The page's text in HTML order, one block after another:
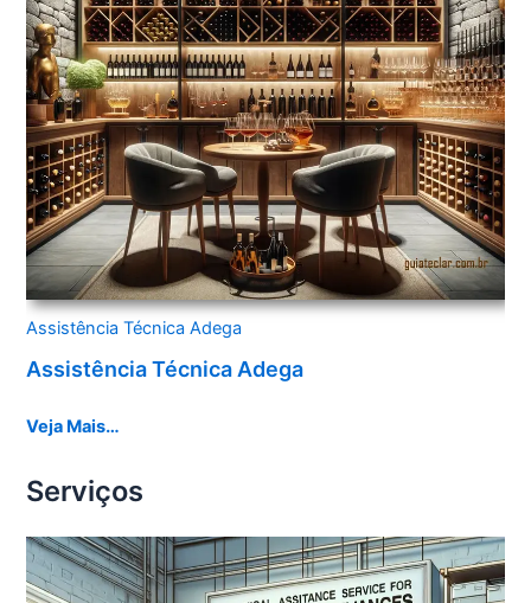
Assistência Técnica Adega
Assistência Técnica Adega
Veja Mais…
Serviços